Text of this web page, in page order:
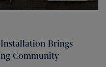
Brings
Community